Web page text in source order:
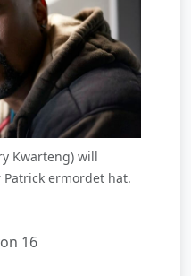
Kwarteng) will
ermordet hat.
16